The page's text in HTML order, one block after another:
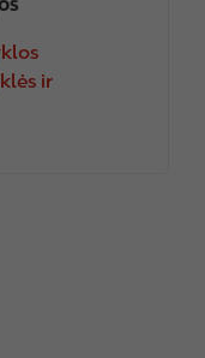
ir